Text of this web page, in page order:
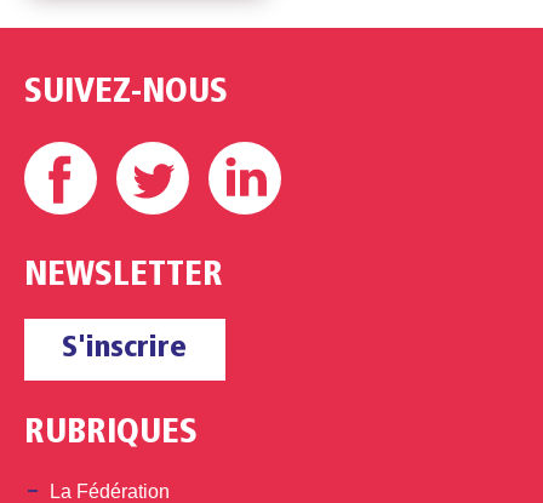
SUIVEZ-NOUS
Facebook Twitter
NEWSLETTER
S'inscrire
RUBRIQUES
La Fédération